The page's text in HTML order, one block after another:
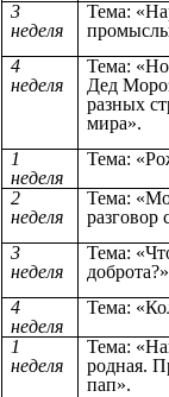
3
неделя
Тема:
4
неделя
Тема:
Дед
разных
мира».
1
неделя
Тема:
2
неделя
Тема:
разговор
3
неделя
Тема:
4
неделя
Тема:
1
неделя
Тема:
родная.
пап».